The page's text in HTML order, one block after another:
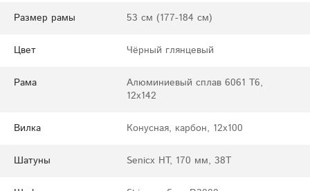
Размер рамы 53 см (177-184 см)
Цвет Чёрный глянцевый
Рама
Алюминиевый сплав 6061 T6,
12x142
Вилка Конусная, карбон, 12x100
Шатуны Senicx HT, 170 мм, 38T